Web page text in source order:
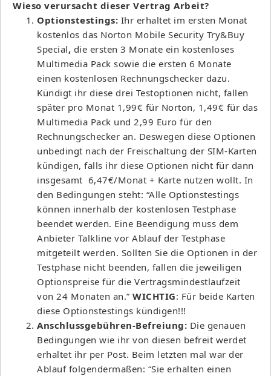
Wieso verursacht dieser Vertrag Arbeit?
Optionstestings: Ihr erhaltet im ersten Monat
kostenlos das Norton Mobile Security Try&Buy
Special, die ersten 3 Monate ein kostenloses
Multimedia Pack sowie die ersten 6 Monate
einen kostenlosen Rechnungschecker dazu.
Kündigt ihr diese drei Testoptionen nicht, fallen
später pro Monat 1,99€ für Norton, 1,49€ für das
Multimedia Pack und 2,99 Euro für den
Rechnungschecker an. Deswegen diese Optionen
unbedingt nach der Freischaltung der SIM-Karten
kündigen, falls ihr diese Optionen nicht für dann
insgesamt 6,47€/Monat + Karte nutzen wollt. In
den Bedingungen steht: “Alle Optionstestings
können innerhalb der kostenlosen Testphase
beendet werden. Eine Beendigung muss dem
Anbieter Talkline vor Ablauf der Testphase
mitgeteilt werden. Sollten Sie die Optionen in der
Testphase nicht beenden, fallen die jeweiligen
Optionspreise für die Vertragsmindestlaufzeit
von 24 Monaten an.” WICHTIG: Für beide Karten
diese Optionstestings kündigen!!!
Anschlussgebühren-Befreiung: Die genauen
Bedingungen wie ihr von diesen befreit werdet
erhaltet ihr per Post. Beim letzten mal war der
Ablauf folgendermaßen: “Sie erhalten einen